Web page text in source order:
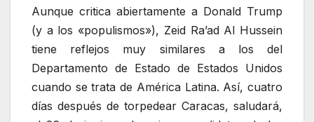
Aunque critica abiertamente a Donald Trump
(y a los «populismos»), Zeid Ra’ad Al Hussein
tiene reflejos muy similares a los del
Departamento de Estado de Estados Unidos
cuando se trata de América Latina. Así, cuatro
días después de torpedear Caracas, saludará,